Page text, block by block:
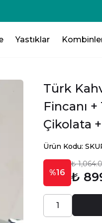
Al -200₺ 💸- 5 Ürün Al -
Yastıklar
Türk
Fincanı
Çikolata
Ürün Kodu:
%16
₺
₺